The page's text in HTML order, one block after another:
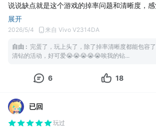
8.所以综合评价是:想玩去买号。如果真的想自
份前入坑，这样就可以碰上福利还算好的周年庆
别艰难，我不知道这游戏到底还想不想要新玩家
说说缺点就是这个游戏的掉率问题和清晰度，
卡关的 因为没什么体力去刷 毕竟不是每个人都
值得优化的地方还是很多的，也看到有些玩家一
现在的游戏都得静心
不然就玩不下去 不是说这个游戏玩不下去，就是
就比如说有月卡套，你充30块钱就可以拿到那
就清空了，换不了了，你得重新充钱了)
不知道是不是我的错觉，我总感觉，对这个游戏
我闪耀暖暖，无限暖暖都玩过，说不出是哪里的
展开
2026/5/4 来自 Vivo V2314DA
自由 : 完蛋了，玩上头了，除了掉率清晰度都能包容
清钻的活动，好可爱😭😭😭😭😭唉我的钻...
6 18
已回
玩过